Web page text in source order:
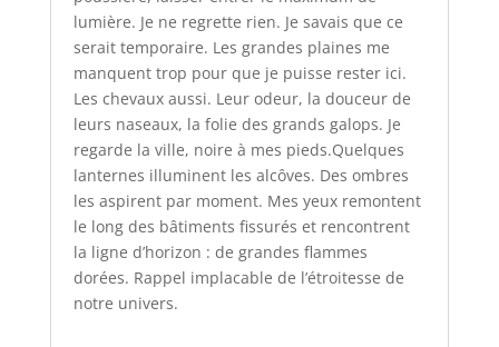
lumière. Je ne regrette rien. Je savais que ce
serait temporaire. Les grandes plaines me
manquent trop pour que je puisse rester ici.
Les chevaux aussi. Leur odeur, la douceur de
leurs naseaux, la folie des grands galops. Je
regarde la ville, noire à mes pieds.Quelques
lanternes illuminent les alcôves. Des ombres
les aspirent par moment. Mes yeux remontent
le long des bâtiments fissurés et rencontrent
la ligne d’horizon : de grandes flammes
dorées. Rappel implacable de l’étroitesse de
notre univers.